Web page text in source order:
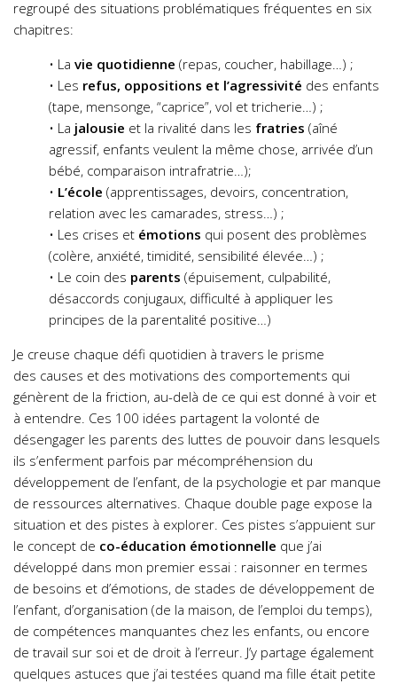
regroupé des situations problématiques fréquentes en six
chapitres:
• La vie quotidienne (repas, coucher, habillage…) ;
• Les refus, oppositions et l’agressivité des enfants
(tape, mensonge, “caprice”, vol et tricherie…) ;
• La jalousie et la rivalité dans les fratries (aîné
agressif, enfants veulent la même chose, arrivée d’un
bébé, comparaison intrafratrie…);
• L’école (apprentissages, devoirs, concentration,
relation avec les camarades, stress…) ;
• Les crises et émotions qui posent des problèmes
(colère, anxiété, timidité, sensibilité élevée…) ;
• Le coin des parents (épuisement, culpabilité,
désaccords conjugaux, difficulté à appliquer les
principes de la parentalité positive…)
Je creuse chaque défi quotidien à travers le prisme
des causes et des motivations des comportements qui
génèrent de la friction, au-delà de ce qui est donné à voir et
à entendre. Ces 100 idées partagent la volonté de
désengager les parents des luttes de pouvoir dans lesquels
ils s’enferment parfois par mécompréhension du
développement de l’enfant, de la psychologie et par manque
de ressources alternatives. Chaque double page expose la
situation et des pistes à explorer. Ces pistes s’appuient sur
le concept de co-éducation émotionnelle que j’ai
développé dans mon premier essai : raisonner en termes
de besoins et d’émotions, de stades de développement de
l’enfant, d’organisation (de la maison, de l’emploi du temps),
de compétences manquantes chez les enfants, ou encore
de travail sur soi et de droit à l’erreur. J’y partage également
quelques astuces que j’ai testées quand ma fille était petite